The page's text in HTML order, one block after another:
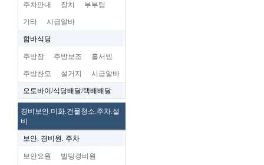
주차안내 장치 부부팀
기타 시급알바
함바식당
주방장 주방보조 홀서빙
주방찬모 설거지 시급알바
오토바이/식당배달/택배배달
경비보안.미화.건물청소.주차.설
비
보안. 경비원. 주차
보안요원 빌딩경비원